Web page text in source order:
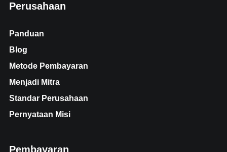
Perusahaan
Panduan
Blog
Metode Pembayaran
Menjadi Mitra
Standar Perusahaan
Pernyataan Misi
Pembayaran